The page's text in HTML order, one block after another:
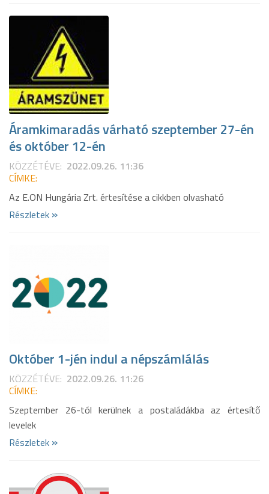
Áramkimaradás várható szeptember 27-én
és október 12-én
KÖZZÉTÉVE: 2022.09.26. 11:36
CÍMKE:
Az E.ON Hungária Zrt. értesítése a cikkben olvasható
Részletek »
Október 1-jén indul a népszámlálás
KÖZZÉTÉVE: 2022.09.26. 11:26
CÍMKE:
Szeptember 26-tól kerülnek a postaládákba az értesítő
levelek
Részletek »